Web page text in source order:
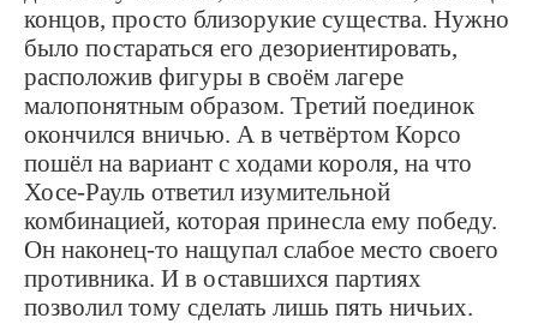
концов, просто близорукие существа. Нужно
было постараться его дезориентировать,
расположив фигуры в своём лагере
малопонятным образом. Третий поединок
окончился вничью. А в четвёртом Корсо
пошёл на вариант с ходами короля, на что
Хосе-Рауль ответил изумительной
комбинацией, которая принесла ему победу.
Он наконец-то нащупал слабое место своего
противника. И в оставшихся партиях
позволил тому сделать лишь пять ничьих.